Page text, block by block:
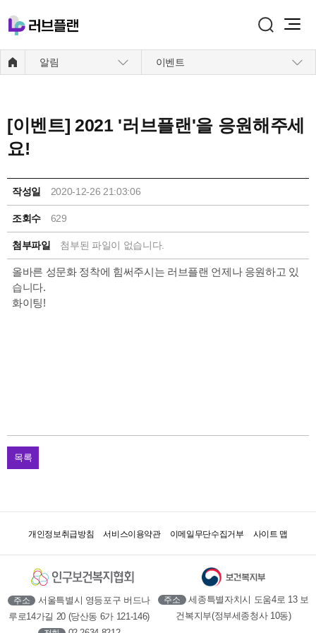
알림 이벤트
[이벤트] 2021 '러브플랜'을 응원해주세
요!
작성일 2020-12-26 21:03:06
조회수 629
첨부파일 첨부된 파일이 없습니다.
올바른 성문화 정착에 힘써주시는 러브플랜 언제나 응원하고 있
습니다.
화이팅!
목록
개인정보취급방침 서비스이용약관 이메일무단수집거부 사이트 맵
주소
서울특별시 영등포구 버드나
루로14가길 20 (당산동 6가 121-146)
주소
세종특별자치시 도움4로 13 보
건복지부(정부세종청사 10동)